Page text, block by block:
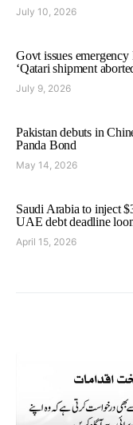
July 10, 2026
Govt issues
‘Qatari shipment
July 9, 2026
Pakistan debuts in
Panda Bond
May 14, 2026
Saudi Arabia to inject
UAE debt deadline
April 15, 2026